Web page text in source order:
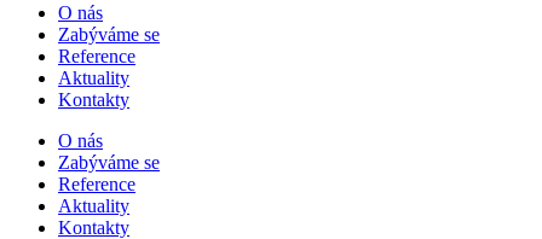
O nás
Zabýváme se
Reference
Aktuality
Kontakty
O nás
Zabýváme se
Reference
Aktuality
Kontakty